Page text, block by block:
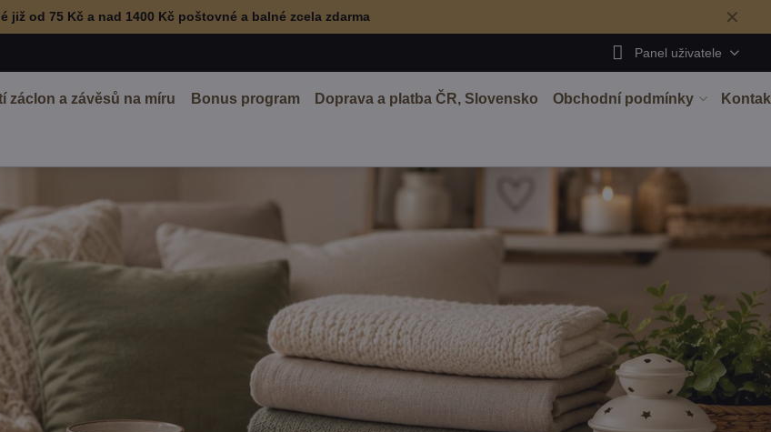
✕
již od 75 Kč a nad 1400 Kč poštovné a balné zcela zdarma
Panel uživatele
záclon a závěsů na míru Bonus program Doprava a platba ČR, Slovensko Obchodní podmínky